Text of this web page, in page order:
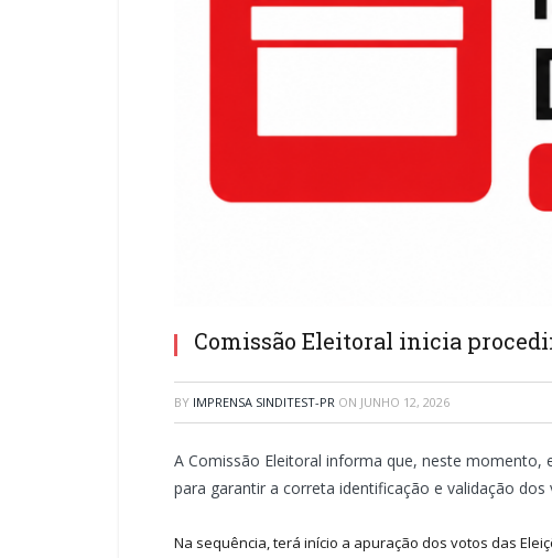
Comissão Eleitoral inicia
BY IMPRENSA SINDITEST-PR ON JUNHO 12, 2026
A Comissão Eleitoral informa que, neste
para garantir a correta identificação e validação
Na sequência, terá início a apuração dos votos das